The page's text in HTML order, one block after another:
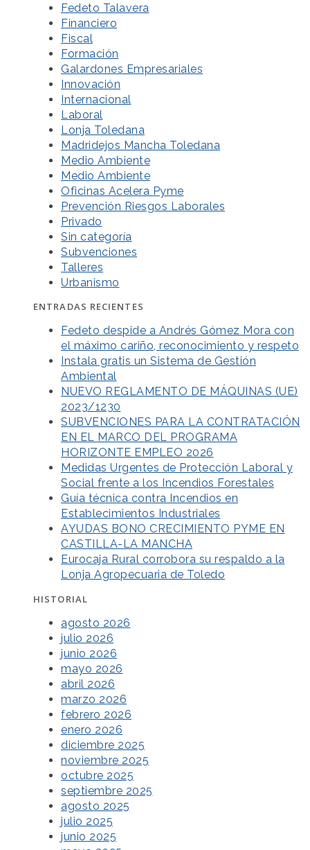
Fedeto Talavera
Financiero
Fiscal
Formación
Galardones Empresariales
Innovación
Internacional
Laboral
Lonja Toledana
Madridejos Mancha Toledana
Medio Ambiente
Medio Ambiente
Oficinas Acelera Pyme
Prevención Riesgos Laborales
Privado
Sin categoría
Subvenciones
Talleres
Urbanismo
ENTRADAS RECIENTES
Fedeto despide a Andrés Gómez Mora con
el máximo cariño, reconocimiento y respeto
Instala gratis un Sistema de Gestión
Ambiental
NUEVO REGLAMENTO DE MÁQUINAS (UE)
2023/1230
SUBVENCIONES PARA LA CONTRATACIÓN
EN EL MARCO DEL PROGRAMA
HORIZONTE EMPLEO 2026
Medidas Urgentes de Protección Laboral y
Social frente a los Incendios Forestales
Guía técnica contra Incendios en
Establecimientos Industriales
AYUDAS BONO CRECIMIENTO PYME EN
CASTILLA-LA MANCHA
Eurocaja Rural corrobora su respaldo a la
Lonja Agropecuaria de Toledo
HISTORIAL
agosto 2026
julio 2026
junio 2026
mayo 2026
abril 2026
marzo 2026
febrero 2026
enero 2026
diciembre 2025
noviembre 2025
octubre 2025
septiembre 2025
agosto 2025
julio 2025
junio 2025